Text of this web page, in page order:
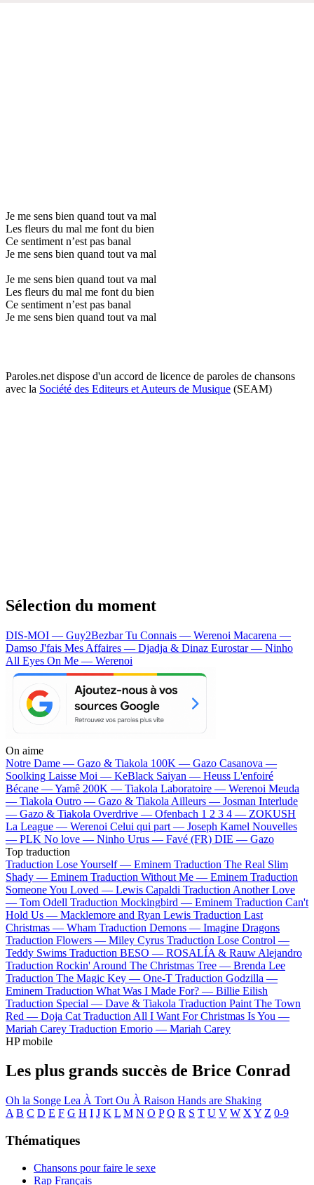
Je me sens bien quand tout va mal
Les fleurs du mal me font du bien
Ce sentiment n’est pas banal
Je me sens bien quand tout va mal
Je me sens bien quand tout va mal
Les fleurs du mal me font du bien
Ce sentiment n’est pas banal
Je me sens bien quand tout va mal
Paroles.net dispose d'un accord de licence de paroles de chansons
avec la Société des Editeurs et Auteurs de Musique (SEAM)
Sélection du moment
DIS-MOI — Guy2BezbarTu Connais — Werenoi Macarena —
Damso J'fais Mes Affaires — Djadja & Dinaz Eurostar — Ninho
All Eyes On Me — Werenoi
On aime
Notre Dame — Gazo & Tiakola 100K — Gazo Casanova —
Soolking Laisse Moi — KeBlack Saiyan — Heuss L'enfoiré
Bécane —Yamê 200K — Tiakola Laboratoire — Werenoi Meuda
— Tiakola Outro — Gazo & Tiakola Ailleurs — Josman Interlude
— Gazo & Tiakola Overdrive — Ofenbach 1 2 3 4 — ZOKUSH
La League — Werenoi Celui qui part — Joseph Kamel Nouvelles
— PLK No love — Ninho Urus — Favé (FR) DIE — Gazo
Top traduction
Traduction Lose Yourself — Eminem Traduction The Real Slim
Shady — Eminem Traduction Without Me — Eminem Traduction
Someone You Loved — Lewis Capaldi Traduction Another Love
— Tom Odell Traduction Mockingbird — Eminem Traduction Can't
Hold Us — Macklemore and Ryan Lewis Traduction Last
Christmas — Wham Traduction Demons — Imagine Dragons
Traduction Flowers — Miley Cyrus Traduction Lose Control —
Teddy Swims Traduction BESO — ROSALÍA & Rauw Alejandro
Traduction Rockin' Around The Christmas Tree — Brenda Lee
Traduction The Magic Key — One-T Traduction Godzilla —
Eminem Traduction What Was I Made For? — Billie Eilish
Traduction Special — Dave & Tiakola Traduction Paint The Town
Red — Doja Cat Traduction All I Want For Christmas Is You —
Mariah Carey Traduction Emorio — Mariah Carey
HP mobile
Les plus grands succès de Brice Conrad
Oh la Songe Lea À Tort Ou À Raison Hands are Shaking
A B C D E F G H I J K L M N O P Q R S T U V W X Y Z 0-9
Thématiques
Chansons pour faire le sexe
Rap Français